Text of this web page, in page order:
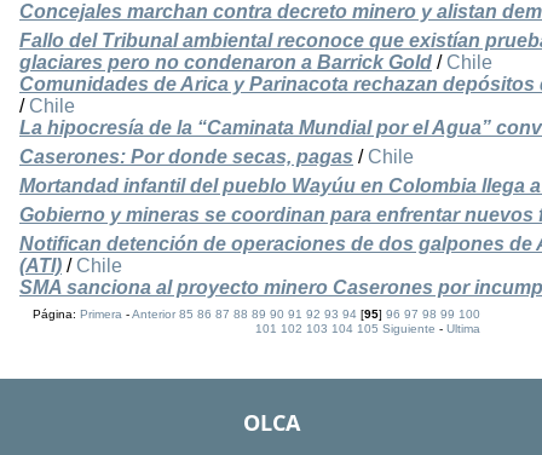
Concejales marchan contra decreto minero y alistan
Fallo del Tribunal ambiental reconoce que existían
glaciares pero no condenaron a Barrick Gold / Chile
Comunidades de Arica y Parinacota rechazan
/ Chile
La hipocresía de la “Caminata Mundial por el Agua”
Caserones: Por donde secas, pagas / Chile
Mortandad infantil del pueblo Wayúu en Colombia llega
Gobierno y mineras se coordinan para enfrentar
Notifican detención de operaciones de dos galpones de
(ATI) / Chile
SMA sanciona al proyecto minero Caserones por
Página:Primera -Anterior 85 86 87 88 89 90 91 92 93 94 [95]96 97 98 99 100
101 102 103 104 105 Siguiente -Ultima
OLCA